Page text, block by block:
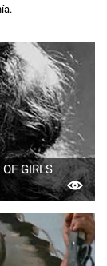
GIRLS